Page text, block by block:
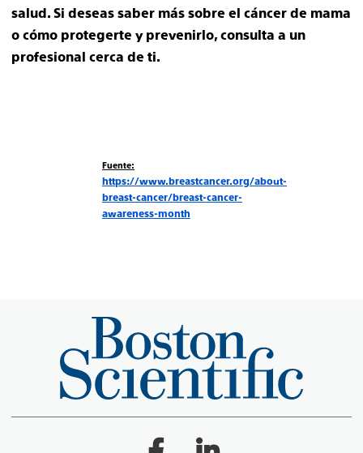
salud. Si deseas saber más sobre el cáncer de mama
o cómo protegerte y prevenirlo, consulta a un
profesional cerca de ti.
Fuente:
https://www.breastcancer.org/about-
breast-cancer/breast-cancer-
awareness-month